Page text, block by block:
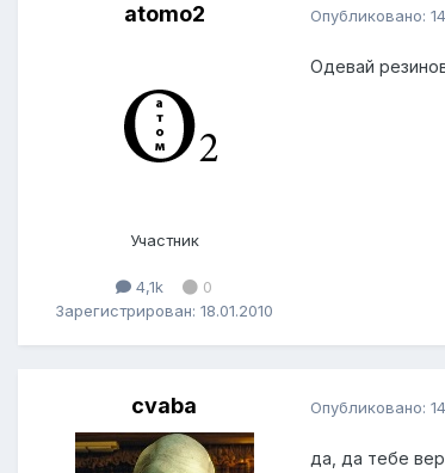
atomo2
Участник
4,1k
0
Зарегистрирован: 18.01.2010
Опубликовано:
Одевай
cvaba Опубликовано:
да, да тебе